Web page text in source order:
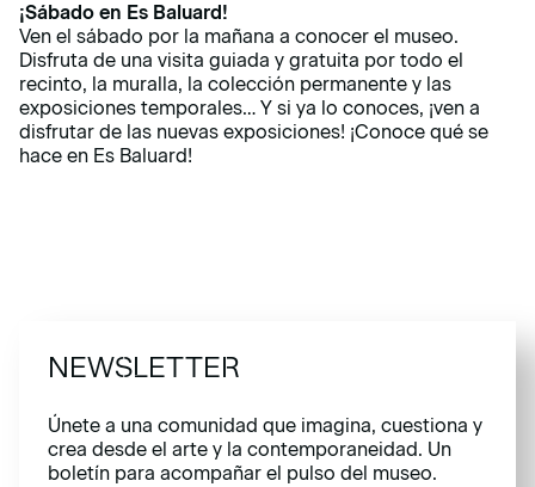
¡Sábado en Es Baluard!
Ven el sábado por la mañana a conocer el museo.
Disfruta de una visita guiada y gratuita por todo el
recinto, la muralla, la colección permanente y las
exposiciones temporales… Y si ya lo conoces, ¡ven a
disfrutar de las nuevas exposiciones! ¡Conoce qué se
hace en Es Baluard!
NEWSLETTER
Únete a una comunidad que imagina, cuestiona y
crea desde el arte y la contemporaneidad. Un
boletín para acompañar el pulso del museo.